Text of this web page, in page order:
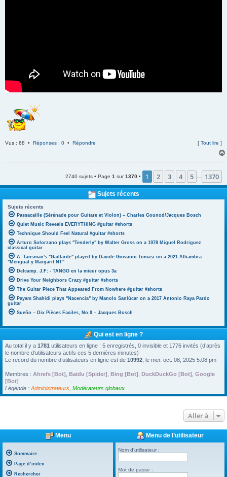
Vus : 68 • Réponses : 0 • Répondre [ Tout lire ]
2740 sujets • Page 1 sur1370 • 1 2 3 4 5 1370
Sujets récents
Sujets récents
Passacaille (Sérénade pour Guitare et Violon) – Charles Gounod/Jacques Bosch
Quiet Music Reveals EVERYTHING #guitar #shorts
Technique Should Feel Natural #guitar #shorts
Arturo Solorzano plays "Tenderly" by Walter Gross on a 1978 Miguel Rodriguez
classical guitar
A. Tansman's "Gaillarde" played by Davide Giovanni Tomasi on a 2021 Alhambra
"Mengual y Margarit NT"
Delcamp. J.F: - TANGO en la mieur opus 3a
Drive Your Neighbors Crazy #guitar #shorts
The Guitar Piece That Appeared From Nowhere #guitar #shorts
Payam Shahidi plays "Nacencia" by Manolo Sanlúcar on a 2017 Antonio Raya Pardo
guitar
Sueño – Dix Pièces Faciles, No.9 – Jacques Bosch
Qui est en ligne ?
Au total il y a 1781 utilisateurs en ligne : 5 enregistrés, 0 invisible et 1776 invités (d’après
le nombre d’utilisateurs actifs ces 5 dernières minutes)
Le record du nombre d’utilisateurs en ligne est de 10992 , le mer. oct. 08, 2025 5:08 pm
Membres : Ahrefs [Bot] Baidu [Spider] Bing [Bot] DuckDuckGo [Bot] Google
[Bot]
Légende : Administrateurs Modérateurs globaux
Aller à
Menu
Sommaire
Page d’index
Rechercher
Menu de l’utilisateur
Nom d’utilisateur :
Mot de passe :